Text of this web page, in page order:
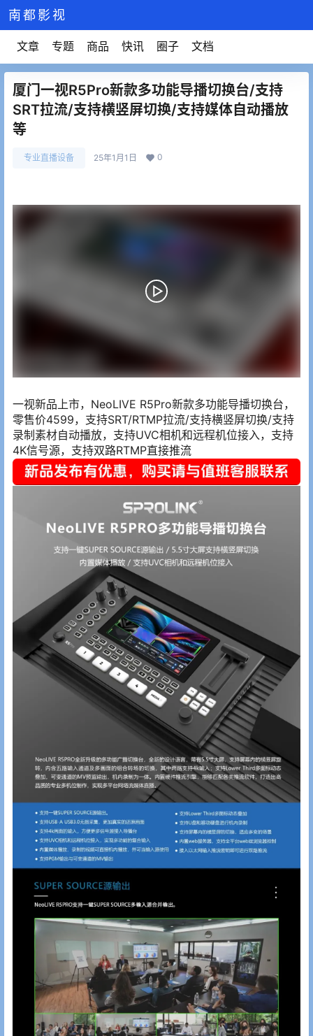
南都影视
文章 专题 商品 快讯 圈子 文档
厦门一视R5Pro新款多功能导播切换台/支持
SRT拉流/支持横竖屏切换/支持媒体自动播放
等
专业直播设备 25年1月1日 0
一视新品上市，NeoLIVE R5Pro新款多功能导播切换台，
零售价4599，支持SRT/RTMP拉流/支持横竖屏切换/支持
录制素材自动播放，支持UVC相机和远程机位接入，支持
4K信号源，支持双路RTMP直接推流